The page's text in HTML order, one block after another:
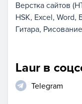
Верстка сайтов
HSK Excel Word
Гитара
Laur в
Telegram